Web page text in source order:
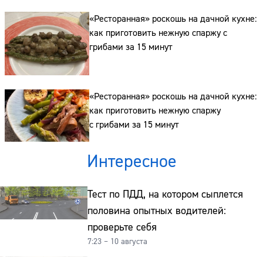
«Ресторанная» роскошь на дачной кухне:
как приготовить нежную спаржу с
грибами за 15 минут
«Ресторанная» роскошь на дачной кухне:
как приготовить нежную спаржу
с грибами за 15 минут
Интересное
Тест по ПДД, на котором сыплется
половина опытных водителей:
проверьте себя
7:23 – 10 августа
Сайт:
Телефон: